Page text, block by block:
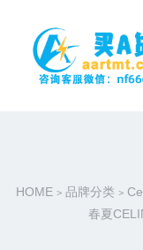
HOME > 品牌分类 >
春夏